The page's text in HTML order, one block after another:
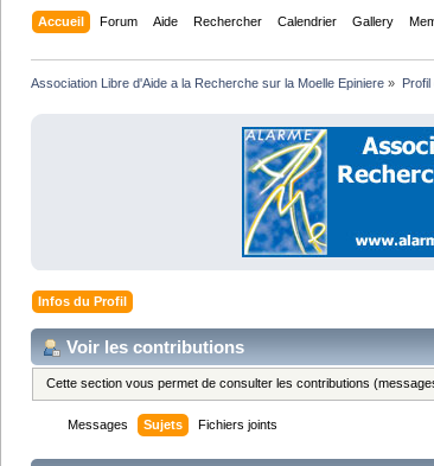
Accueil Forum Aide Rechercher Calendrier Gallery
Association Libre d'Aide a la Recherche sur la Moelle Epiniere »
Infos du Profil
Voir les contributions
Cette section vous permet de consulter les contributions
Messages Sujets Fichiers joints